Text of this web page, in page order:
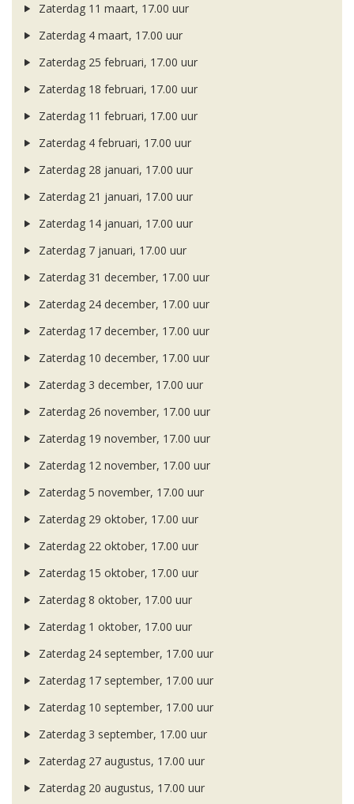
Zaterdag 11 maart, 17.00 uur
Zaterdag 4 maart, 17.00 uur
Zaterdag 25 februari, 17.00 uur
Zaterdag 18 februari, 17.00 uur
Zaterdag 11 februari, 17.00 uur
Zaterdag 4 februari, 17.00 uur
Zaterdag 28 januari, 17.00 uur
Zaterdag 21 januari, 17.00 uur
Zaterdag 14 januari, 17.00 uur
Zaterdag 7 januari, 17.00 uur
Zaterdag 31 december, 17.00 uur
Zaterdag 24 december, 17.00 uur
Zaterdag 17 december, 17.00 uur
Zaterdag 10 december, 17.00 uur
Zaterdag 3 december, 17.00 uur
Zaterdag 26 november, 17.00 uur
Zaterdag 19 november, 17.00 uur
Zaterdag 12 november, 17.00 uur
Zaterdag 5 november, 17.00 uur
Zaterdag 29 oktober, 17.00 uur
Zaterdag 22 oktober, 17.00 uur
Zaterdag 15 oktober, 17.00 uur
Zaterdag 8 oktober, 17.00 uur
Zaterdag 1 oktober, 17.00 uur
Zaterdag 24 september, 17.00 uur
Zaterdag 17 september, 17.00 uur
Zaterdag 10 september, 17.00 uur
Zaterdag 3 september, 17.00 uur
Zaterdag 27 augustus, 17.00 uur
Zaterdag 20 augustus, 17.00 uur